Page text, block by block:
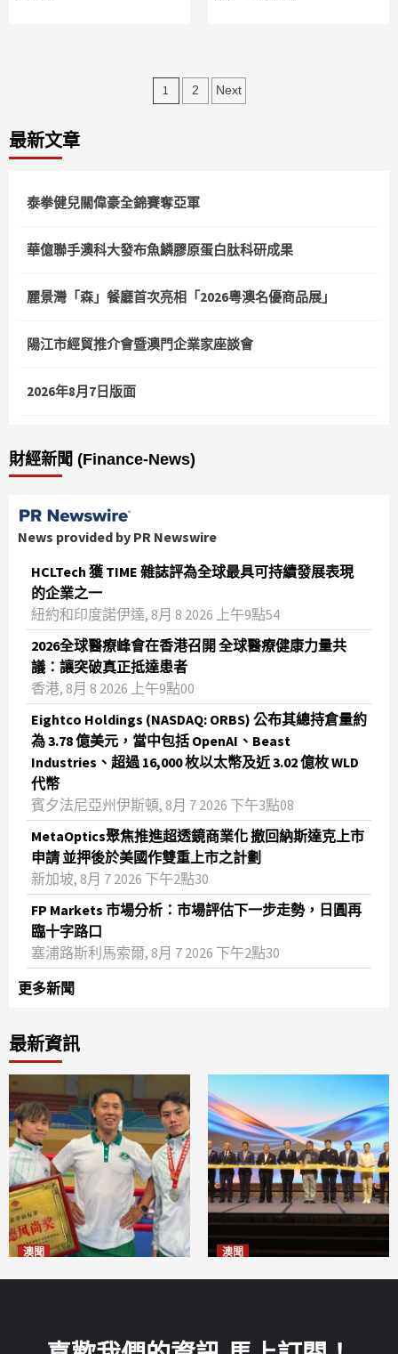
文
1 2 Next
最新文章
泰拳健兒關偉豪全錦賽奪亞軍
華億聯手澳科大發布魚鱗膠原蛋白肽科研成果
麗景灣「森」餐廳首次亮相「2026粵澳名優商品展」
陽江市經貿推介會暨澳門企業家座談會
2026年8月7日版面
財經新聞 (Finance-News)
News provided by PR Newswire
HCLTech 獲 TIME 雜誌評為全球最具可持續發展表現
的企業之一
紐約和印度諾伊達, 8月 8 2026 上午9點54
2026全球醫療峰會在香港召開 全球醫療健康力量共
議：讓突破真正抵達患者
香港, 8月 8 2026 上午9點00
Eightco Holdings (NASDAQ: ORBS) 公布其總持倉量約
為 3.78 億美元，當中包括 OpenAI、Beast
Industries、超過 16,000 枚以太幣及近 3.02 億枚 WLD
代幣
賓夕法尼亞州伊斯頓, 8月 7 2026 下午3點08
MetaOptics聚焦推進超透鏡商業化 撤回納斯達克上市
申請 並押後於美國作雙重上市之計劃
新加坡, 8月 7 2026 下午2點30
FP Markets 市場分析：市場評估下一步走勢，日圓再
臨十字路口
塞浦路斯利馬索爾, 8月 7 2026 下午2點30
更多新聞
最新資訊
澳聞 澳聞